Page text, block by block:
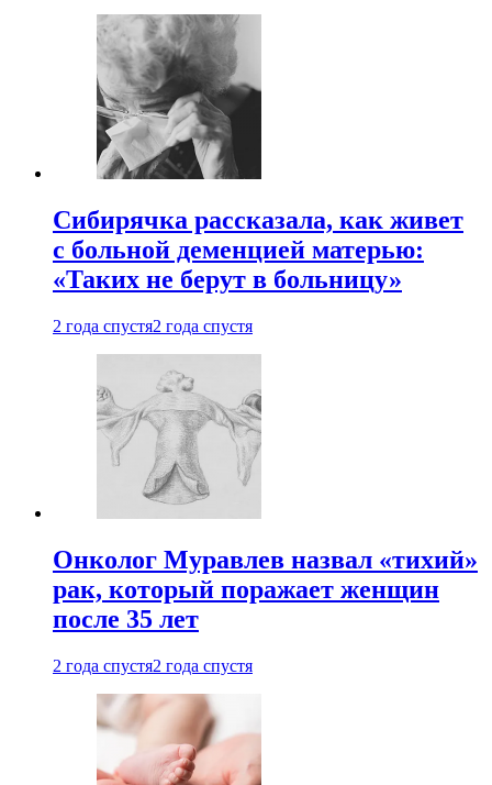
Сибирячка рассказала, как живет
с больной деменцией матерью:
«Таких не берут в больницу»
2 года спустя2 года спустя
Онколог Муравлев назвал «тихий»
рак, который поражает женщин
после 35 лет
2 года спустя2 года спустя